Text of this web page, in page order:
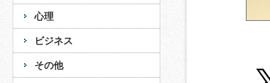
心理
ビジネス
その他